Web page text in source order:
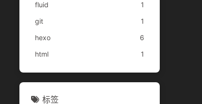
fluid
1
git
1
hexo
6
html
1
标签